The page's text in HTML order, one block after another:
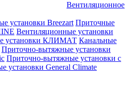
Вентиляционное
установки Breezart Приточные
Вентиляционные установки
установки КЛИМАТ Канальные
Приточно-вытяжные установки
Приточно-вытяжные установки с
установки General Climate